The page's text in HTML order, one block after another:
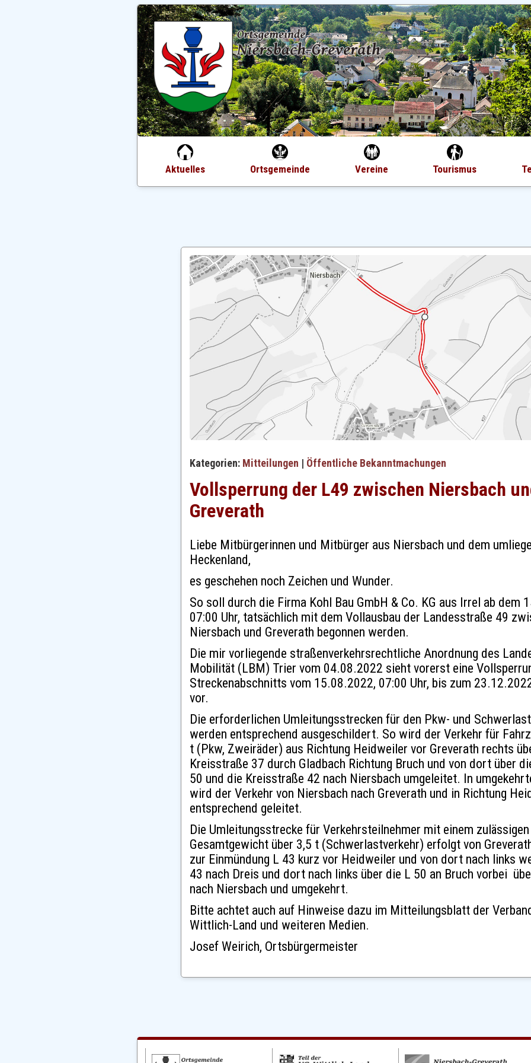
Aktuelles Ortsgemeinde Vereine Tourismus
Kategorien: Mitteilungen | Öffentliche Bekanntmachungen
Vollsperrung der L49 zwischen Niersbach
Greverath
Liebe Mitbürgerinnen und Mitbürger aus Niersbach und dem
Heckenland,
es geschehen noch Zeichen und Wunder.
So soll durch die Firma Kohl Bau GmbH & Co. KG aus Irrel ab dem
07:00 Uhr, tatsächlich mit dem Vollausbau der Landesstraße 49
Niersbach und Greverath begonnen werden.
Die mir vorliegende straßenverkehrsrechtliche Anordnung des
Mobilität (LBM) Trier vom 04.08.2022 sieht vorerst eine
Streckenabschnitts vom 15.08.2022, 07:00 Uhr, bis zum
vor.
Die erforderlichen Umleitungsstrecken für den Pkw- und
werden entsprechend ausgeschildert. So wird der Verkehr für
t (Pkw, Zweiräder) aus Richtung Heidweiler vor Greverath rechts
Kreisstraße 37 durch Gladbach Richtung Bruch und von dort über
50 und die Kreisstraße 42 nach Niersbach umgeleitet. In
wird der Verkehr von Niersbach nach Greverath und in Richtung
entsprechend geleitet.
Die Umleitungsstrecke für Verkehrsteilnehmer mit einem zulässigen
Gesamtgewicht über 3,5 t (Schwerlastverkehr) erfolgt von
zur Einmündung L 43 kurz vor Heidweiler und von dort nach links
43 nach Dreis und dort nach links über die L 50 an Bruch vorbei
nach Niersbach und umgekehrt.
Bitte achtet auch auf Hinweise dazu im Mitteilungsblatt der
Wittlich-Land und weiteren Medien.
Josef Weirich, Ortsbürgermeister